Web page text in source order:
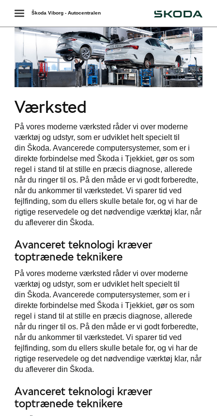
Toggle
navigation
Škoda Viborg - Autocentralen
Værksted
På vores moderne værksted råder vi over moderne
værktøj og udstyr, som er udviklet helt specielt til
din Škoda. Avancerede computersystemer, som er i
direkte forbindelse med Škoda i Tjekkiet, gør os som
regel i stand til at stille en præcis diagnose, allerede
når du ringer til os. På den måde er vi godt forberedte,
når du ankommer til værkstedet. Vi sparer tid ved
fejlfinding, som du ellers skulle betale for, og vi har de
rigtige reservedele og det nødvendige værktøj klar, når
du afleverer din Škoda.
Avanceret teknologi kræver
toptrænede teknikere
På vores moderne værksted råder vi over moderne
værktøj og udstyr, som er udviklet helt specielt til
din Škoda. Avancerede computersystemer, som er i
direkte forbindelse med Škoda i Tjekkiet, gør os som
regel i stand til at stille en præcis diagnose, allerede
når du ringer til os. På den måde er vi godt forberedte,
når du ankommer til værkstedet. Vi sparer tid ved
fejlfinding, som du ellers skulle betale for, og vi har de
rigtige reservedele og det nødvendige værktøj klar, når
du afleverer din Škoda.
Avanceret teknologi kræver
toptrænede teknikere